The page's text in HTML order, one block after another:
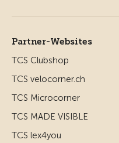
Partner-Websites
TCS Clubshop
TCS velocorner.ch
TCS Microcorner
TCS MADE VISIBLE
TCS lex4you